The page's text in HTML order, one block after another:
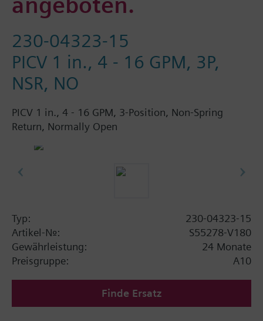
230-04323-15
PICV 1 in., 4 - 16 GPM, 3P,
NSR, NO
PICV 1 in., 4 - 16 GPM, 3-Position, Non-Spring
Return, Normally Open
Typ:
230-04323-15
Artikel-Nr.:
S55278-V180
Gewährleistung:
24 Monate
Preisgruppe:
A10
Finde Ersatz